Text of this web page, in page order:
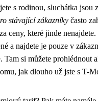
s rodinou, sluchátka jsou
stávající zákazníky často
ceny, které jinde
a najdete je pouze v
si můžete prohlédnout
jak dlouho už jste s T-